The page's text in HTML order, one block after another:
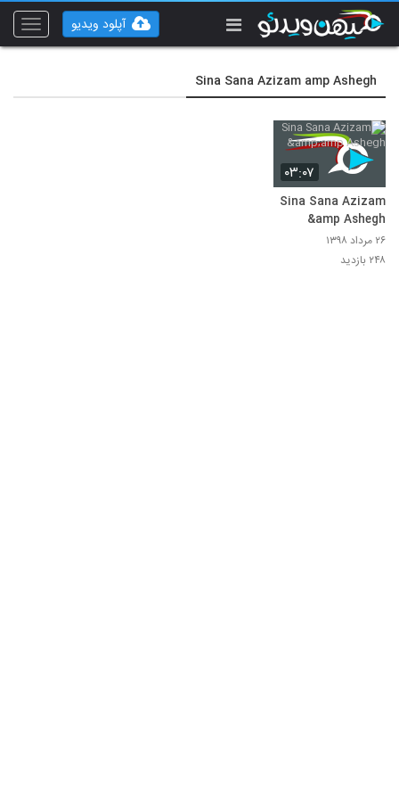
Toggle
آپلود ویدیو
Sina Sana Azizam amp Ashegh
۰۳:۰۷
Sina Sana Azizam
&amp Ashegh
۲۶ مرداد ۱۳۹۸
۲۴۸ بازدید